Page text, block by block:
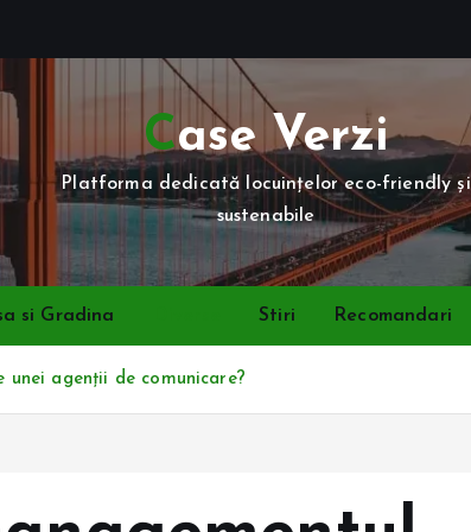
Case Verzi
Platforma dedicată locuințelor eco-friendly și
sustenabile
si Gradina Stiri Recomandari
agenții de comunicare?